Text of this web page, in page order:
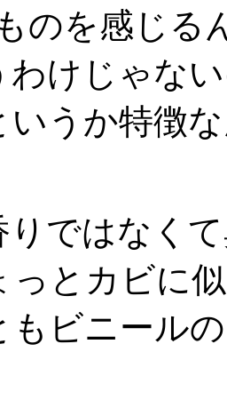
のを感じる
わけじゃな
いうか特徴
りではなく
っとカビに
もビニール